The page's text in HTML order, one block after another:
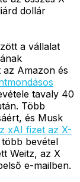
dollár
a vállalat
Amazon és
tavaly 40
Több
és Musk
xAI fizet az X-
bevétel
Weitz, az X
e-mailben.